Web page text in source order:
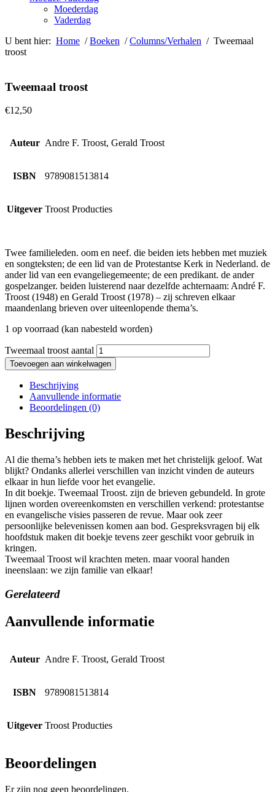
Moederdag
Vaderdag
U bent hier: Home /Boeken /Columns/Verhalen / Tweemaal
troost
Tweemaal troost
€12,50
Auteur Andre F. Troost, Gerald Troost
ISBN 9789081513814
Uitgever Troost Producties
Twee familieleden. oom en neef. die beiden iets hebben met muziek
en songteksten; de een lid van de Protestantse Kerk in Nederland. de
ander lid van een evangeliegemeente; de een predikant. de ander
gospelzanger. beiden luisterend naar dezelfde achternaam: André F.
Troost (1948) en Gerald Troost (1978) – zij schreven elkaar
maandenlang brieven over uiteenlopende thema’s.
1 op voorraad (kan nabesteld worden)
Tweemaal troost aantal
Toevoegen aan winkelwagen
Beschrijving
Aanvullende informatie
Beoordelingen (0)
Beschrijving
Al die thema’s hebben iets te maken met het christelijk geloof. Wat
blijkt? Ondanks allerlei verschillen van inzicht vinden de auteurs
elkaar in hun liefde voor het evangelie.
In dit boekje. Tweemaal Troost. zijn de brieven gebundeld. In grote
lijnen worden overeenkomsten en verschillen verkend: protestantse
en evangelische visies passeren de revue. Maar ook zeer
persoonlijke belevenissen komen aan bod. Gespreksvragen bij elk
hoofdstuk maken dit boekje tevens zeer geschikt voor gebruik in
kringen.
Tweemaal Troost wil krachten meten. maar vooral handen
ineenslaan: we zijn familie van elkaar!
Gerelateerd
Aanvullende informatie
Auteur Andre F. Troost, Gerald Troost
ISBN 9789081513814
Uitgever Troost Producties
Beoordelingen
Er zijn nog geen beoordelingen.